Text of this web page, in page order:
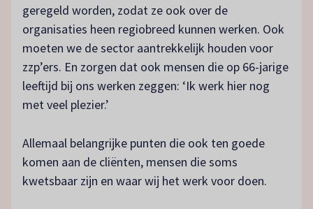
geregeld worden, zodat ze ook over de
organisaties heen regiobreed kunnen werken. Ook
moeten we de sector aantrekkelijk houden voor
zzp’ers. En zorgen dat ook mensen die op 66-jarige
leeftijd bij ons werken zeggen: ‘Ik werk hier nog
met veel plezier.’
Allemaal belangrijke punten die ook ten goede
komen aan de cliënten, mensen die soms
kwetsbaar zijn en waar wij het werk voor doen.